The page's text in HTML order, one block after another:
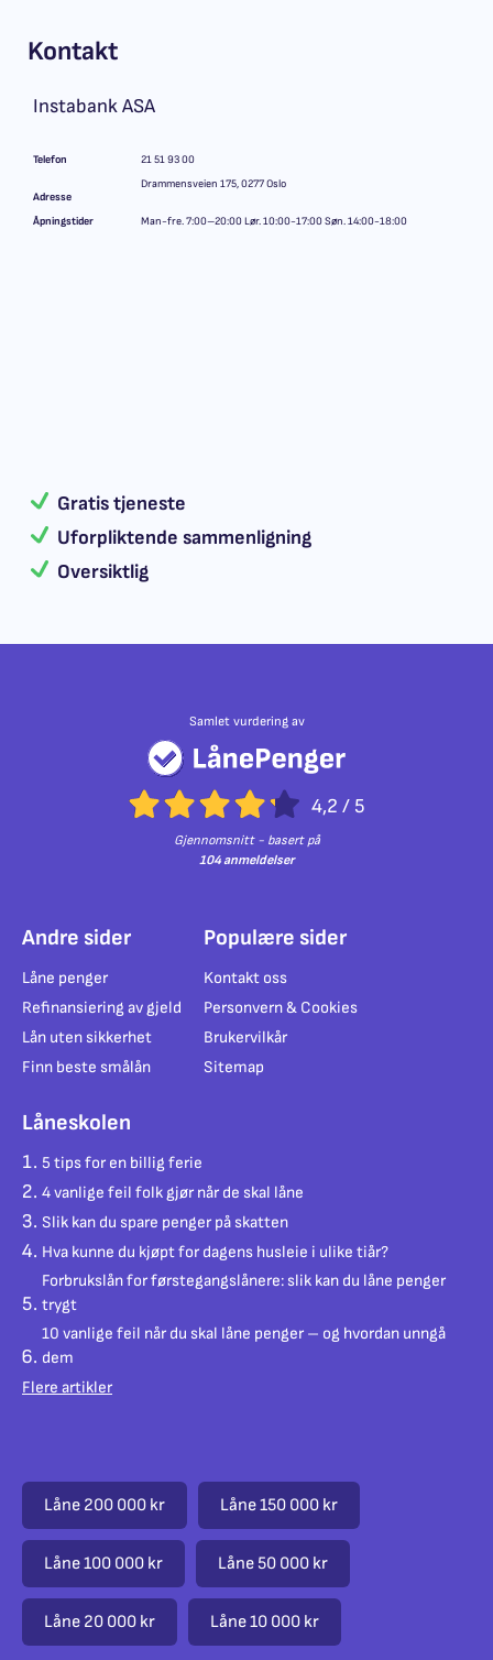
Kontakt
Instabank ASA
Telefon 21 51 93 00
Adresse
Drammensveien 175, 0277 Oslo
Åpningstider Man-fre. 7:00–20:00 Lør. 10:00-17:00 Søn. 14:00-18:00
Gratis tjeneste
Uforpliktende sammenligning
Oversiktlig
Samlet vurdering av
4,2 / 5
Gjennomsnitt - basert på
104 anmeldelser
Andre sider
Låne penger
Refinansiering av gjeld
Lån uten sikkerhet
Finn beste smålån
Populære sider
Kontakt oss
Personvern & Cookies
Brukervilkår
Sitemap
Låneskolen
5 tips for en billig ferie
4 vanlige feil folk gjør når de skal låne
Slik kan du spare penger på skatten
Hva kunne du kjøpt for dagens husleie i ulike tiår?
Forbrukslån for førstegangslånere: slik kan du låne penger
trygt
10 vanlige feil når du skal låne penger – og hvordan unngå
dem
Flere artikler
Låne 200 000 kr Låne 150 000 kr
Låne 100 000 kr Låne 50 000 kr
Låne 20 000 kr Låne 10 000 kr